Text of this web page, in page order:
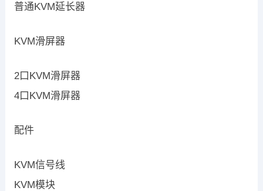
普通KVM延长器
KVM滑屏器
2口KVM滑屏器
4口KVM滑屏器
配件
KVM信号线
KVM模块